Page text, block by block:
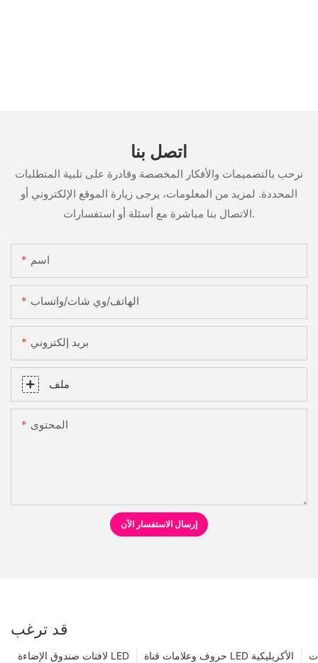
اتصل بنا
نرحب بالتصميمات والأفكار المخصصة وقادرة على تلبية المتطلبات
المحددة. لمزيد من المعلومات، يرجى زيارة الموقع الإلكتروني أو
الاتصال بنا مباشرة مع أسئلة أو استفسارات.
اسم
الهاتف/وي شات/واتساب
بريد إلكتروني
ملف
المحتوى
إرسال الاستفسار الآن
قد ترغب
حروف وعلامات قناة LED الأكريليكية لافتات صندوق الإضاءة LED